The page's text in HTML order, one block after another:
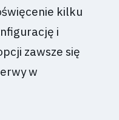
kilku
i
zawsze się
w